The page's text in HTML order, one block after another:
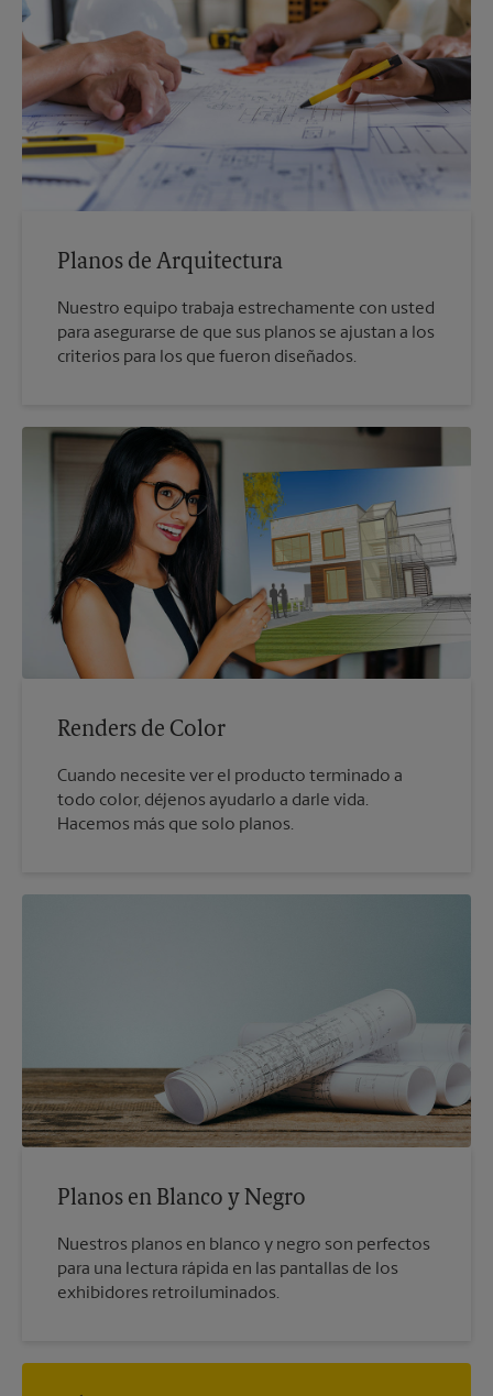
Planos de Arquitectura
Nuestro equipo trabaja estrechamente con usted
para asegurarse de que sus planos se ajustan a los
criterios para los que fueron diseñados.
Renders de Color
Cuando necesite ver el producto terminado a
todo color, déjenos ayudarlo a darle vida.
Hacemos más que solo planos.
Planos en Blanco y Negro
Nuestros planos en blanco y negro son perfectos
para una lectura rápida en las pantallas de los
exhibidores retroiluminados.